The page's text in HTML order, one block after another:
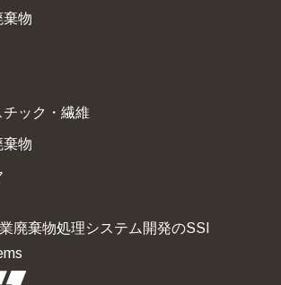
棄物
チック・繊維
棄物
廃棄物処理システム開発のSSI